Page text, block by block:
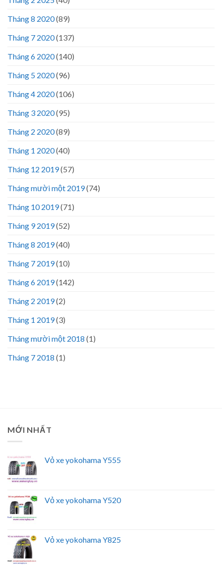
Tháng 8 2020(89)
Tháng 7 2020(137)
Tháng 6 2020(140)
Tháng 5 2020(96)
Tháng 4 2020(106)
Tháng 3 2020(95)
Tháng 2 2020(89)
Tháng 1 2020(40)
Tháng 12 2019(57)
Tháng mười một 2019(74)
Tháng 10 2019(71)
Tháng 9 2019(52)
Tháng 8 2019(40)
Tháng 7 2019(10)
Tháng 6 2019(142)
Tháng 2 2019(2)
Tháng 1 2019(3)
Tháng mười một 2018 (1)
Tháng 7 2018 (1)
MỚI NHẤT
Vỏ xe yokohama Y555
Vỏ xe yokohama Y520
Vỏ xe yokohama Y825